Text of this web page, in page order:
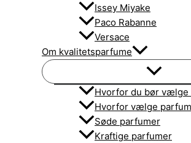
Issey Miyake
Paco Rabanne
Versace
Om kvalitetsparfume
Hvorfor du bør vælge
Hvorfor vælge
Søde parfumer
Kraftige parfumer